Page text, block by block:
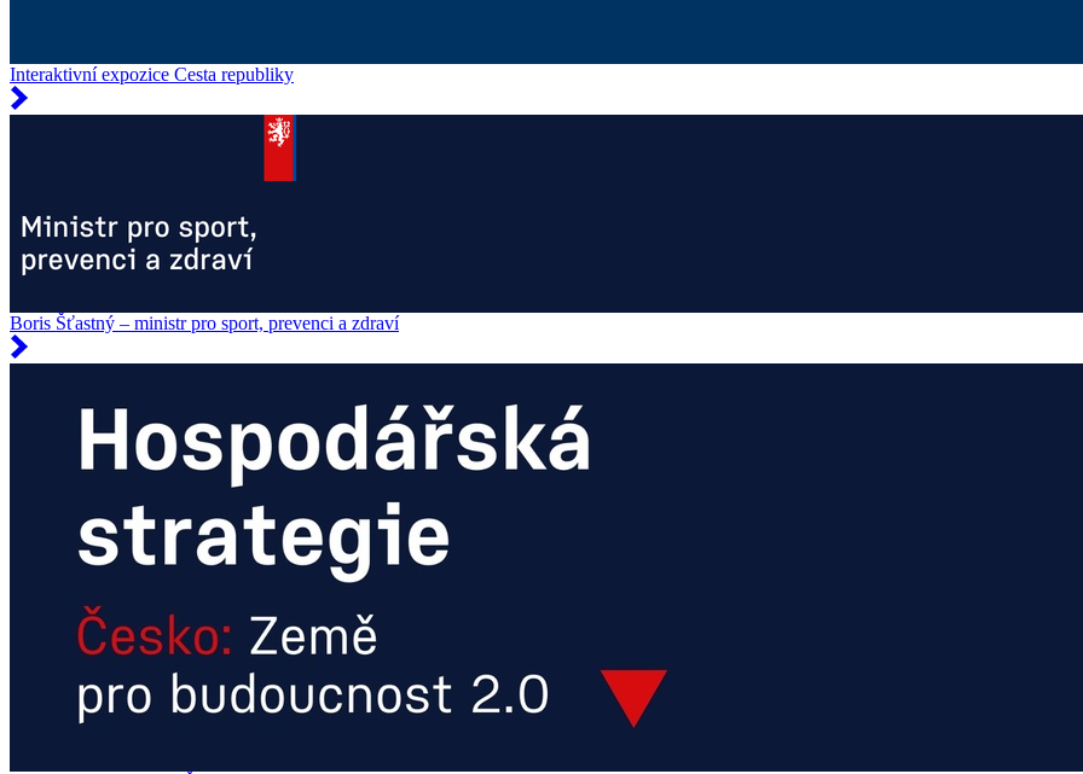
Interaktivní expozice Cesta republiky
Boris Šťastný – ministr pro sport, prevenci a zdraví